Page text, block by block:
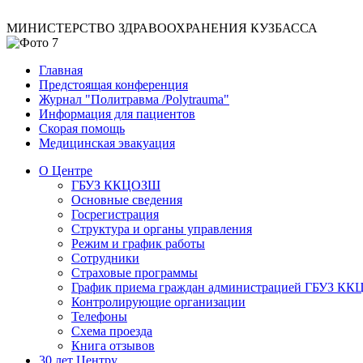
МИНИСТЕРСТВО ЗДРАВООХРАНЕНИЯ КУЗБАССА
Главная
Предстоящая конференция
Журнал "Политравма /Polytrauma"
Информация для пациентов
Скорая помощь
Медицинская эвакуация
О Центре
ГБУЗ ККЦОЗШ
Основные сведения
Госрегистрация
Структура и органы управления
Режим и график работы
Сотрудники
Страховые программы
График приема граждан администрацией ГБУЗ
Контролирующие организации
Телефоны
Схема проезда
Книга отзывов
30 лет Центру